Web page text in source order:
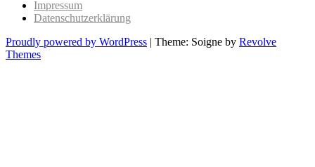
Impressum
Datenschutzerklärung
Proudly powered by WordPress | Theme: Soigne by Revolve
Themes